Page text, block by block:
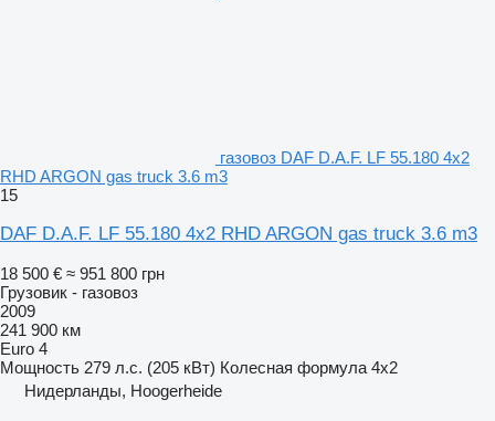
газовоз DAF D.A.F. LF 55.180 4x2
RHD ARGON gas truck 3.6 m3
15
DAF D.A.F. LF 55.180 4x2 RHD ARGON gas truck 3.6 m3
18 500 € ≈ 951 800 грн
Грузовик - газовоз
2009
241 900 км
Euro 4
Мощность 279 л.с. (205 кВт) Колесная формула 4x2
Нидерланды, Hoogerheide